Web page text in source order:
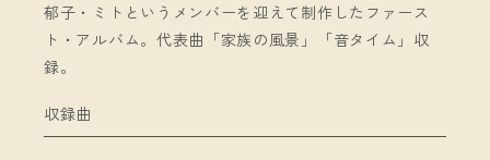
郁子・ミトというメンバーを迎えて制作したファース
ト・アルバム。代表曲「家族の風景」「音タイム」収
録。
収録曲